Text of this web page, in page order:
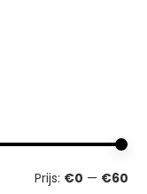
Prijs: €0 — €60